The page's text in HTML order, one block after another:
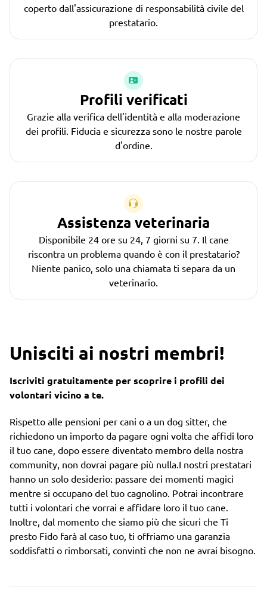
coperto dall'assicurazione di responsabilità civile del
prestatario.
Profili verificati
Grazie alla verifica dell'identità e alla moderazione
dei profili. Fiducia e sicurezza sono le nostre parole
d'ordine.
Assistenza veterinaria
Disponibile 24 ore su 24, 7 giorni su 7. Il cane
riscontra un problema quando è con il prestatario?
Niente panico, solo una chiamata ti separa da un
veterinario.
Unisciti ai nostri membri!
Iscriviti gratuitamente per scoprire i profili dei
volontari vicino a te.
Rispetto alle pensioni per cani o a un dog sitter, che
richiedono un importo da pagare ogni volta che affidi loro
il tuo cane, dopo essere diventato membro della nostra
community, non dovrai pagare più nulla.I nostri prestatari
hanno un solo desiderio: passare dei momenti magici
mentre si occupano del tuo cagnolino. Potrai incontrare
tutti i volontari che vorrai e affidare loro il tuo cane.
Inoltre, dal momento che siamo più che sicuri che Ti
presto Fido farà al caso tuo, ti offriamo una garanzia
soddisfatti o rimborsati, convinti che non ne avrai bisogno.